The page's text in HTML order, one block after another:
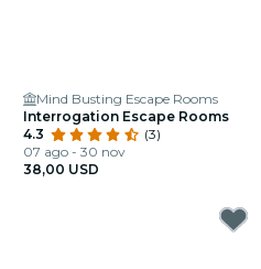
Mind Busting Escape Rooms
Interrogation Escape Rooms
4.3
(3)
07 ago - 30 nov
38,00 USD